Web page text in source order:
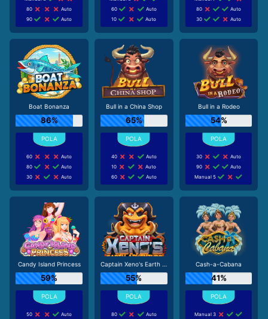
80
Auto
90
Auto
60
Auto
10
Auto
80
Auto
30
Auto
Boat Bonanza
86%
60
Auto
80
Auto
30
Auto
Bull in a China Shop
65%
40
Auto
10
Auto
60
Auto
Bull in a Rodeo
54%
30
Auto
90
Auto
Manual 5
Candy Island Princess
59%
50
Auto
Captain Xeno's Earth Adventure
55%
80
Auto
Cash-a-Cabana
41%
Manual 3